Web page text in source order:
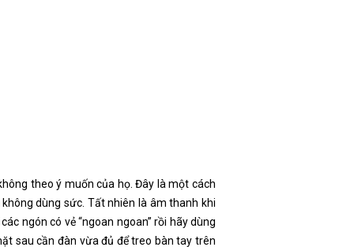
theo ý muốn của họ. Đây là một cách
dùng sức. Tất nhiên là âm thanh khi
ngón có vẻ “ngoan ngoan” rồi hãy dùng
sau cần đàn vừa đủ để treo bàn tay trên